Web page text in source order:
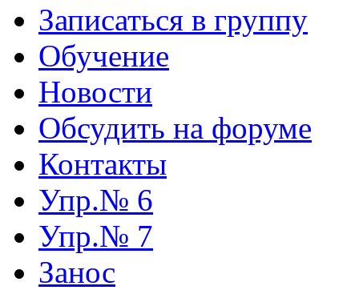
Записаться в группу
Обучение
Новости
Обсудить на форуме
Контакты
Упр.№ 6
Упр.№ 7
Занос